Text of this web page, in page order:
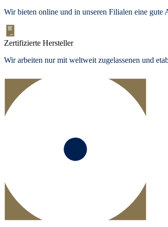
Wir bieten online und in unseren Filialen eine gute
Zertifizierte Hersteller
Wir arbeiten nur mit weltweit zugelassenen und